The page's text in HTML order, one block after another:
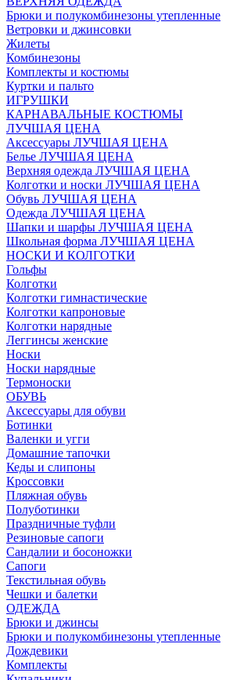
Брюки и полукомбинезоны утепленные
Ветровки и джинсовки
Жилеты
Комбинезоны
Комплекты и костюмы
Куртки и пальто
ИГРУШКИ
КАРНАВАЛЬНЫЕ КОСТЮМЫ
ЛУЧШАЯ ЦЕНА
Аксессуары ЛУЧШАЯ ЦЕНА
Белье ЛУЧШАЯ ЦЕНА
Верхняя одежда ЛУЧШАЯ ЦЕНА
Колготки и носки ЛУЧШАЯ ЦЕНА
Обувь ЛУЧШАЯ ЦЕНА
Одежда ЛУЧШАЯ ЦЕНА
Шапки и шарфы ЛУЧШАЯ ЦЕНА
Школьная форма ЛУЧШАЯ ЦЕНА
НОСКИ И КОЛГОТКИ
Гольфы
Колготки
Колготки гимнастические
Колготки капроновые
Колготки нарядные
Леггинсы женские
Носки
Носки нарядные
Термоноски
ОБУВЬ
Аксессуары для обуви
Ботинки
Валенки и угги
Домашние тапочки
Кеды и слипоны
Кроссовки
Пляжная обувь
Полуботинки
Праздничные туфли
Резиновые сапоги
Сандалии и босоножки
Сапоги
Текстильная обувь
Чешки и балетки
ОДЕЖДА
Брюки и джинсы
Брюки и полукомбинезоны утепленные
Дождевики
Комплекты